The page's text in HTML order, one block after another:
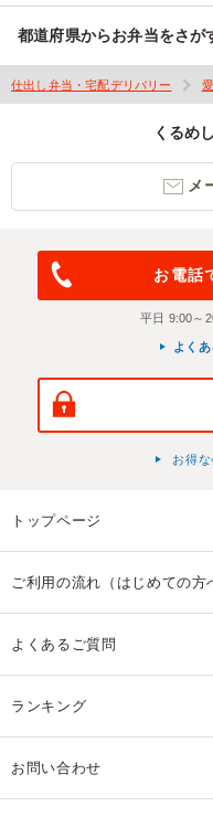
都道府県からお弁当をさが
仕出し弁当・宅配デリバリー
くるめ
メ
お電話
平日 9:00～
よく
お得
トップページ
ご利用の流れ（はじめての方
よくあるご質問
ランキング
お問い合わせ